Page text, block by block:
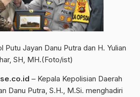
Putu Jayan Danu Putra dan H. Yulian
SH, MH.(Foto/ist)
– Kepala Kepolisian Daerah
Danu Putra, S.H., M.Si. menghadiri